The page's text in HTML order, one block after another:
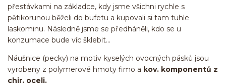
přestávkami na základce, kdy jsme všichni rychle s
pětikorunou běželi do bufetu a kupovali si tam tuhle
laskominu. Následně jsme se předháněli, kdo se u
konzumace bude víc šklebit...
Náušnice (pecky) na motiv kyselých ovocných pásků jsou
vyrobeny z polymerové hmoty fimo a kov. komponentů z
chir. oceli.